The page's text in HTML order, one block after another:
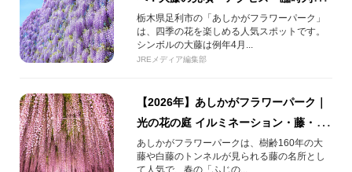
ガイド
栃木県足利市の「あしかがフラワーパーク」
は、四季の花を楽しめる人気スポットです。
シンボルの大藤は例年4月...
JREメディア編集部
【2026年】あしかがフラワーパーク｜
光の花の庭 イルミネーション・藤・ア
クセス・料金まとめ
あしかがフラワーパークは、樹齢160年の大
藤や白藤のトンネルが見られる藤の名所とし
て人気で、春の「ふじの...